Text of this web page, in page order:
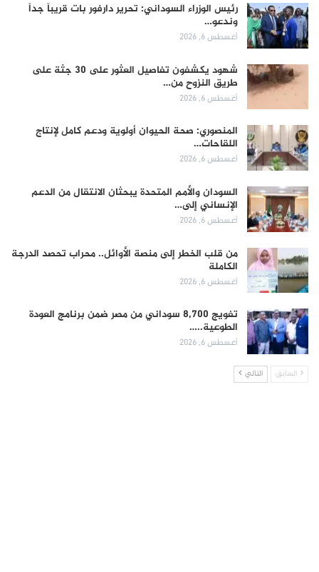
رئيس الوزراء السوداني: تحرير دارفور بات قريباً جداً
وندعو…
أغسطس 6, 2026
شهود يكشفون تفاصيل العثور على 30 جثة على
طريق النزوح من…
أغسطس 6, 2026
المنصوري: صحة الحيوان أولوية ودعم كامل لإنتاج
اللقاحات…
أغسطس 6, 2026
السودان والأمم المتحدة يبحثان الانتقال من الدعم
الإنساني إلى…
أغسطس 6, 2026
من قلب الخطر إلى منصة الأوائل.. محراب تحصد الدرجة
الكاملة
أغسطس 6, 2026
تفويج 8,700 سوداني من مصر ضمن برنامج العودة
الطوعية..…
أغسطس 6, 2026
السابق التالي